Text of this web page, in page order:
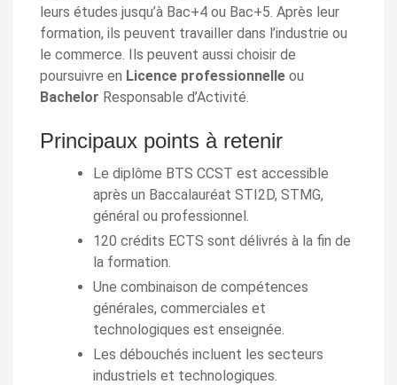
leurs études jusqu’à Bac+4 ou Bac+5. Après leur
formation, ils peuvent travailler dans l’industrie ou
le commerce. Ils peuvent aussi choisir de
poursuivre en Licence professionnelle ou
Bachelor Responsable d’Activité.
Principaux points à retenir
Le diplôme BTS CCST est accessible
après un Baccalauréat STI2D, STMG,
général ou professionnel.
120 crédits ECTS sont délivrés à la fin de
la formation.
Une combinaison de compétences
générales, commerciales et
technologiques est enseignée.
Les débouchés incluent les secteurs
industriels et technologiques.